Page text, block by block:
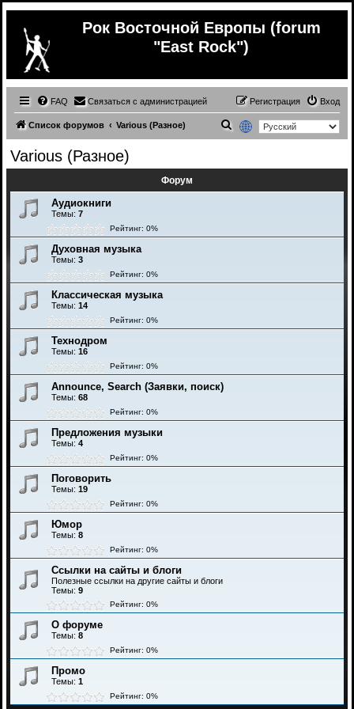
Рок Восточной Европы (forum
"East Rock")
FAQ Связаться с администрацией Вход
Регистрация
Список форумов Various (Разное)
Various (Разное)
Форум
Аудиокниги
Темы: 7
Рейтинг: 0%
Духовная музыка
Темы: 3
Рейтинг: 0%
Классическая музыка
Темы: 14
Рейтинг: 0%
Технодром
Темы: 16
Рейтинг: 0%
Announce, Search (Заявки, поиск)
Темы: 68
Рейтинг: 0%
Предложения музыки
Темы: 4
Рейтинг: 0%
Поговорить
Темы: 19
Рейтинг: 0%
Юмор
Темы: 8
Рейтинг: 0%
Ссылки на сайты и блоги
Полезные ссылки на другие сайты и блоги
Темы: 9
Рейтинг: 0%
О форуме
Темы: 8
Рейтинг: 0%
Промо
Темы: 1
Рейтинг: 0%